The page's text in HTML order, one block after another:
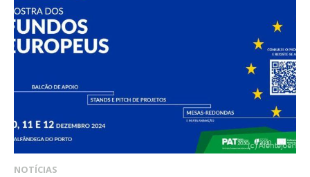
NOTÍCIAS